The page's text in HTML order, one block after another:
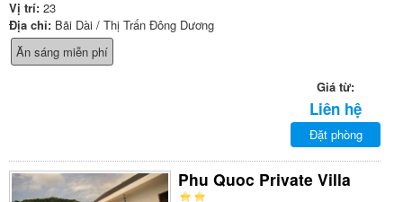
Vị trí: 23
Địa chỉ: Bãi Dài / Thị Trấn Đông Dương
Ăn sáng miễn phí
Giá từ:
Liên hệ
Đặt phòng
Phu Quoc Private Villa